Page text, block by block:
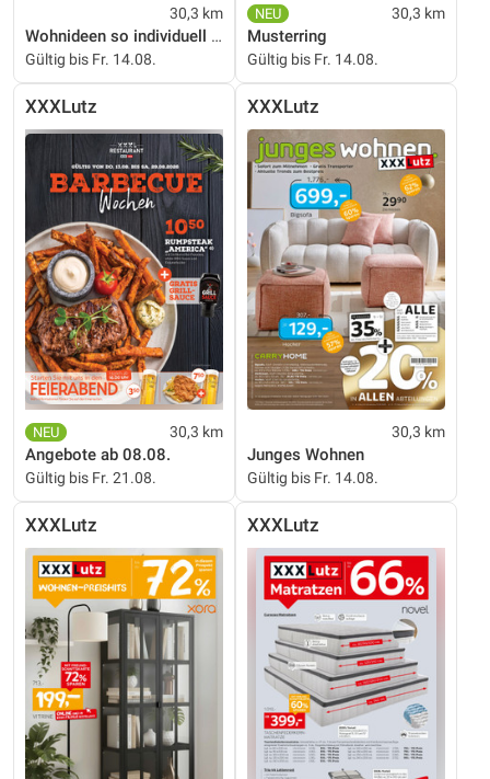
30,3 km
Wohnideen so individuell wie du!
Gültig bis Fr. 14.08.
30,3 km
Musterring
Gültig bis Fr. 14.08.
XXXLutz
30,3 km
Angebote ab 08.08.
Gültig bis Fr. 21.08.
XXXLutz
30,3 km
Junges Wohnen
Gültig bis Fr. 14.08.
XXXLutz XXXLutz